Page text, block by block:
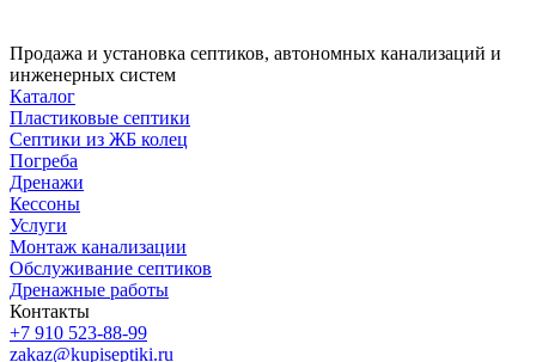
Продажа и установка септиков, автономных канализаций и
инженерных систем
Каталог
Пластиковые септики
Септики из ЖБ колец
Погреба
Дренажи
Кессоны
Услуги
Монтаж канализации
Обслуживание септиков
Дренажные работы
Контакты
+7 910 523-88-99
zakaz@kupiseptiki.ru